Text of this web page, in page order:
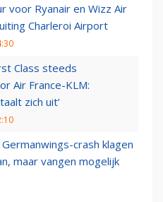
voor Ryanair en Wizz Air
Charleroi Airport
Class steeds
Air France-KLM:
zich uit’
crash klagen
maar vangen mogelijk